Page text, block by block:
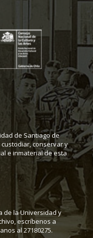
de Santiago de
custodiar, conservar y
e inmaterial de esta
de la Universidad y
escríbenos a
al 27180275.